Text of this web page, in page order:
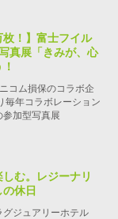
枚！】富士フイル
真展「きみが、心
コム損保のコラボ企
毎年コラボレーション
参加型写真展
む。レジーナリ
休日
グジュアリーホテル